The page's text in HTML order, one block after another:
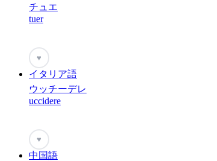
チュエ
tuer
♥
イタリア語
ウッチーデレ
uccidere
♥
中国語